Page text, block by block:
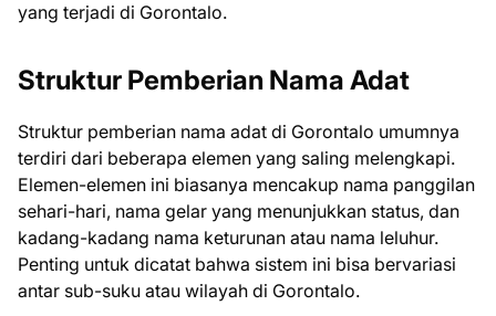
yang terjadi di Gorontalo.
Struktur Pemberian Nama Adat
Struktur pemberian nama adat di Gorontalo umumnya
terdiri dari beberapa elemen yang saling melengkapi.
Elemen-elemen ini biasanya mencakup nama panggilan
sehari-hari, nama gelar yang menunjukkan status, dan
kadang-kadang nama keturunan atau nama leluhur.
Penting untuk dicatat bahwa sistem ini bisa bervariasi
antar sub-suku atau wilayah di Gorontalo.